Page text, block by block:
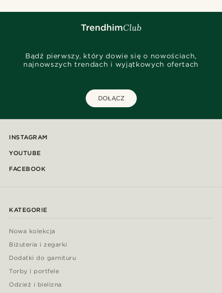
Bądź pierwszy, który dowie się o nowościach,
najnowszych trendach i wyjątkowych ofertach
DOŁĄCZ
INSTAGRAM
YOUTUBE
FACEBOOK
KATEGORIE
Nowa kolekcja
Biżuteria i zegarki
Dodatki do garnituru
Torby i portfele
Odzież i bielizna